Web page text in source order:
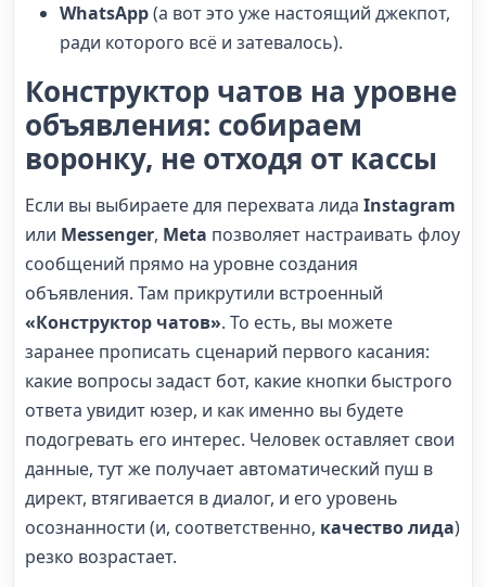
WhatsApp(а вот это уже настоящий джекпот,
ради которого всё и затевалось).
Конструктор чатов на уровне
объявления: собираем
воронку, не отходя от кассы
Если вы выбираете для перехвата лида Instagram
или Messenger, Meta позволяет настраивать флоу
сообщений прямо на уровне создания
объявления. Там прикрутили встроенный
«Конструктор чатов». То есть, вы можете
заранее прописать сценарий первого касания:
какие вопросы задаст бот, какие кнопки быстрого
ответа увидит юзер, и как именно вы будете
подогревать его интерес. Человек оставляет свои
данные, тут же получает автоматический пуш в
директ, втягивается в диалог, и его уровень
осознанности (и, соответственно, качество лида)
резко возрастает.